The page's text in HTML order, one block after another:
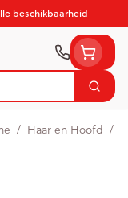
beschikbaarheid
Zoek
/ Haar en Hoofd /